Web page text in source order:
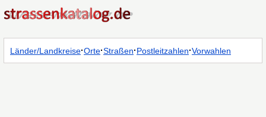
Länder/Landkreise·Orte·Straßen·Postleitzahlen·Vorwahlen